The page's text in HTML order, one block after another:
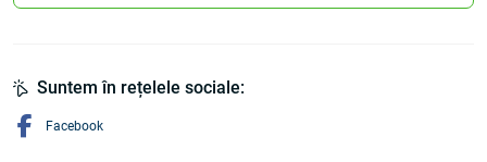
Suntem în rețelele sociale:
Facebook